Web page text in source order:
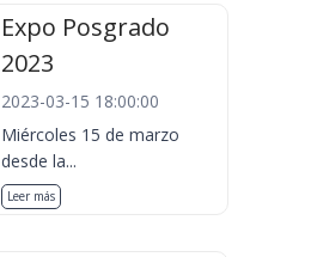
Expo Posgrado
2023
2023-03-15 18:00:00
Miércoles 15 de marzo
desde la...
Leer más